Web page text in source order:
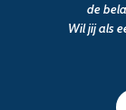
de
Wil jij als